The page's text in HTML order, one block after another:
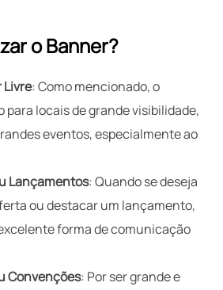
o Banner?
Livre: Como mencionado, o
para locais de grande visibilidade,
eventos, especialmente ao
Lançamentos: Quando se deseja
ou destacar um lançamento,
forma de comunicação
Convenções: Por ser grande e